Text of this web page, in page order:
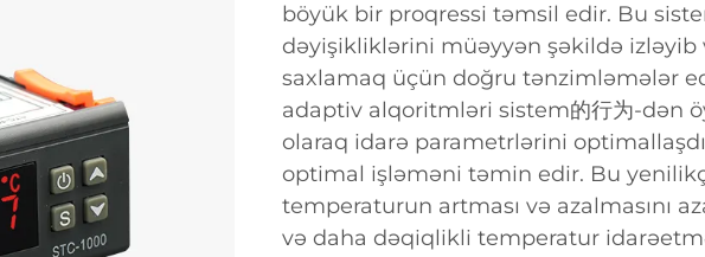
böyük bir proqressi təmsil edir. Bu
dəyişikliklərini müəyyən şəkildə
saxlamaq üçün doğru tənzimləmələr
adaptiv alqoritmləri sistem的行为-dən
olaraq idarə parametrlərini
optimal işləməni təmin edir. Bu
temperaturun artması və azalmasını
və daha dəqiqlikli temperatur